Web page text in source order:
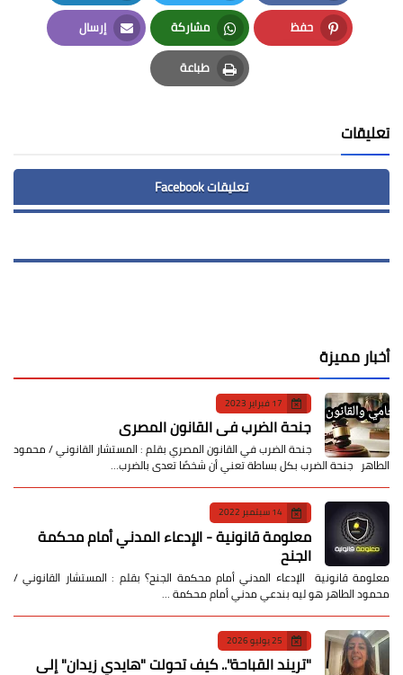
Facebook
Twitter
LinkedIn
حفظ
Pinterest
مشاركة
Whatsapp
إرسال
Email
طباعة
Print
تعليقات
تعليقات Facebook
أخبار مميزة
17 فبراير 2023
جنحة الضرب في القانون المصري
جنحة الضرب في القانون المصري بقلم : المستشار القانوني / محمود
الطاهر جنحة الضرب بكل بساطة تعني أن شخصًا تعدى بالضرب…
14 سبتمبر 2022
معلومة قانونية - الإدعاء المدني أمام محكمة
الجنح
معلومة قانونية الإدعاء المدني أمام محكمة الجنح؟ بقلم : المستشار القانوني /
محمود الطاهر هو ليه بندعي مدني أمام محكمة …
25 يوليو 2026
​"تريند القباحة".. كيف تحولت "هايدي زيدان" إلى